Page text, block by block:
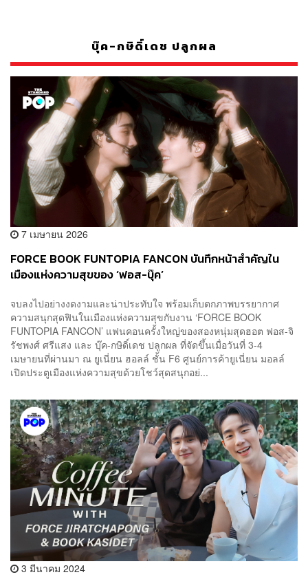
บุ๊ค-กษิดิ์เดช ปลูกผล
7 เมษายน 2026
FORCE BOOK FUNTOPIA FANCON บันทึกหน้าสำคัญใน
เมืองแห่งความสุขของ ‘ฟอส-บุ๊ค’
จบลงไปอย่างงดงามและน่าประทับใจ พร้อมเก็บตกภาพบรรยากาศ
ความสนุกสุดฟินในเมืองแห่งความสุขกับงาน ‘FORCE BOOK
FUNTOPIA FANCON’ แฟนคอนครั้งใหญ่ของสองหนุ่มสุดฮอต ฟอส-จิ
รัชพงศ์ ศรีแสง และ บุ๊ค-กษิดิ์เดช ปลูกผล ที่จัดขึ้นเมื่อวันที่ 3-4
เมษายนที่ผ่านมา ณ ยูเนี่ยน ฮอลล์ ชั้น F6 ศูนย์การค้ายูเนี่ยน มอลล์
เปิดประตูเมืองแห่งความสุขด้วยโชว์สุดสนุกอย่...
3 มีนาคม 2024